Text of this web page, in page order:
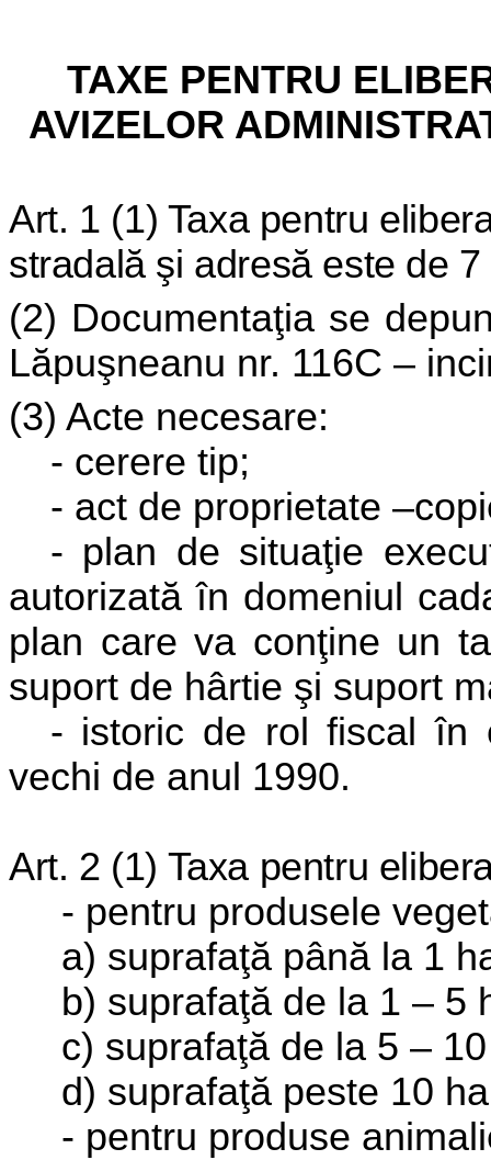
TAXE PENTRU
AVIZELOR
Art. 1 (1) Taxa pentru
stradală şi adresă este de 7
(2) Documentaţia se
Lăpuşneanu nr. 116C –
(3) Acte necesare:
- cerere tip;
- act de proprietate
- plan de situaţie
autorizată în domeniul
plan care va conţine un
suport de hârtie şi suport
- istoric de rol fiscal în
vechi de anul 1990.
Art. 2 (1) Taxa pentru
- pentru produsele
a) suprafaţă până la 1
b) suprafaţă de la 1 – 5
c) suprafaţă de la 5 –
d) suprafaţă peste 10
- pentru produse